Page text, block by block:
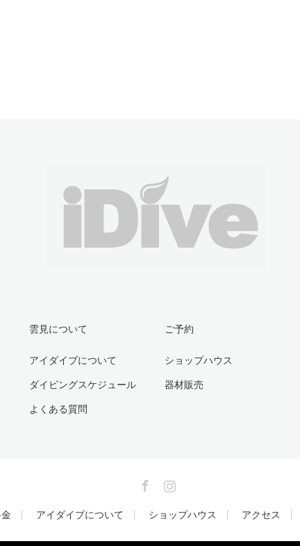
雲見について
アイダイブについて
ダイビングスケジュール
よくある質問
ご予約
ショップハウス
器材販売
アイダイブについて ショップハウス アクセス